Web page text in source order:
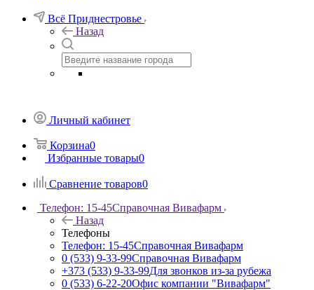
Всё Приднестровье
Назад
Личный кабинет
Корзина0
Избранные товары0
Сравнение товаров0
Телефон: 15-45Справочная Вивафарм
Назад
Телефоны
Телефон: 15-45Справочная Вивафарм
0 (533) 9-33-99Справочная Вивафарм
+373 (533) 9-33-99Для звонков из-за рубежа
0 (533) 6-22-20Офис компании "Вивафарм"